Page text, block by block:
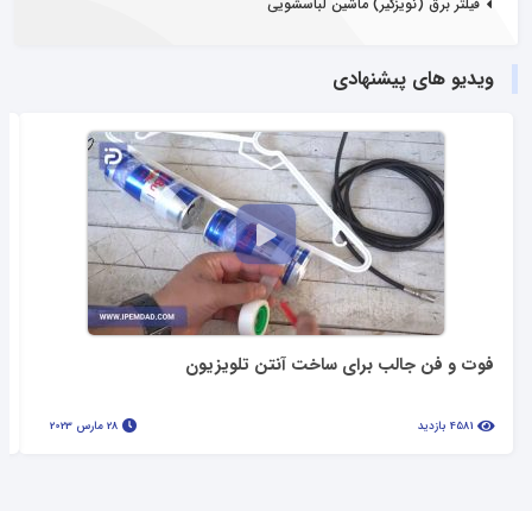
ویدیو های پیشنهادی
فوت و فن جالب برای ساخت آنتن تلویزیون